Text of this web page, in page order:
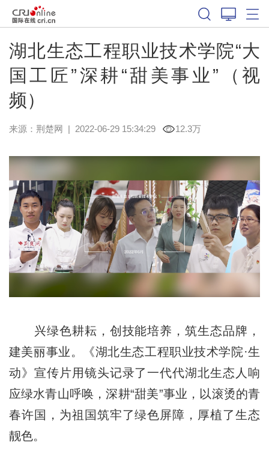
湖北生态工程职业技术学院“大
国工匠”深耕“甜美事业”（视
频）
来源： 荆楚网 | 2022-06-29 15:34:29 12.3万
兴绿色耕耘，创技能培养，筑生态品牌，
建美丽事业。《湖北生态工程职业技术学院·生
动》宣传片用镜头记录了一代代湖北生态人响
应绿水青山呼唤，深耕“甜美”事业，以滚烫的青
春许国，为祖国筑牢了绿色屏障，厚植了生态
靓色。